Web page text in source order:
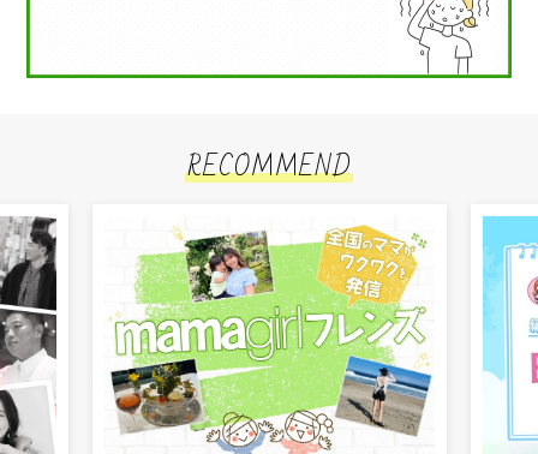
RECOMMEND